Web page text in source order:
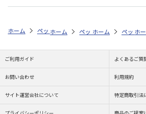
ホーム ペットストア おもちゃ おもち
ホーム ペットストア おもち
ホーム ペット
ホ
ご利用ガイド よくあるご質
お問い合わせ 利用規約
サイト運営会社について 特定商取引法